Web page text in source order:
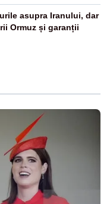
asupra Iranului, dar
Ormuz și garanții